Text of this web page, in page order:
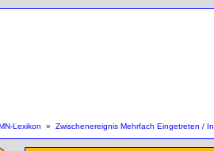
Lexikon »Zwischenereignis Mehrfach Eingetreten /